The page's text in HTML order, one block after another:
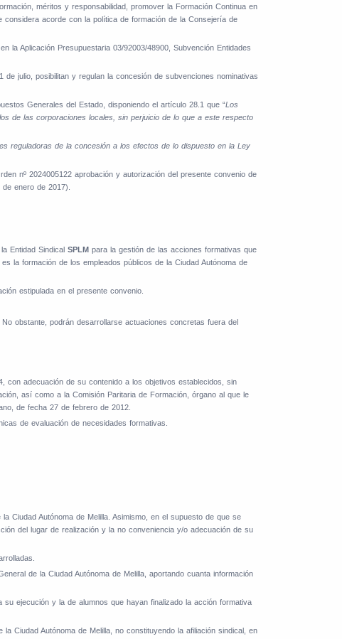
méritos y responsabilidad, promover la Formación Continua en
acorde con la política de formación de la Consejería de
la Aplicación Presupuestaria 03/92003/48900, Subvención Entidades
julio, posibilitan y regulan la concesión de subvenciones nominativas
Generales del Estado, disponiendo el artículo 28.1 que “Los
de las corporaciones locales, sin perjuicio de lo que a este respecto
reguladoras de la concesión a los efectos de lo dispuesto en la Ley
nº 2024005122 aprobación y autorización del presente convenio de
enero de 2017).
Entidad Sindical SPLM para la gestión de las acciones formativas que
la formación de los empleados públicos de la Ciudad Autónoma de
estipulada en el presente convenio.
obstante, podrán desarrollarse actuaciones concretas fuera del
con adecuación de su contenido a los objetivos establecidos, sin
así como a la Comisión Paritaria de Formación, órgano al que le
de fecha 27 de febrero de 2012.
de evaluación de necesidades formativas.
Ciudad Autónoma de Melilla. Asimismo, en el supuesto de que se
del lugar de realización y la no conveniencia y/o adecuación de su
de la Ciudad Autónoma de Melilla, aportando cuanta información
ejecución y la de alumnos que hayan finalizado la acción formativa
Ciudad Autónoma de Melilla, no constituyendo la afiliación sindical, en